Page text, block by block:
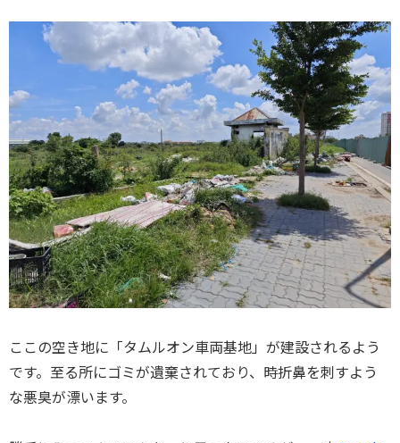
ここの空き地に「タムルオン車両基地」が建設されるよう
です。至る所にゴミが遺棄されており、時折鼻を刺すよう
な悪臭が漂います。